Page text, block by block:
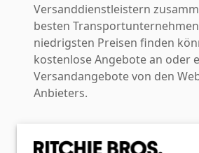
Versanddienstleistern
besten
niedrigsten Preisen finden
kostenlose Angebote an oder
Versandangebote von den
Anbieters.